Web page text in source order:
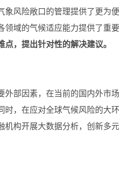
风险敞口的管理提供了更
域的气候适应能力提供了重要
，提出针对性的解决建议。
部因素，在当前的国内外
，在应对全球气候风险的
构开展大数据分析，创新多